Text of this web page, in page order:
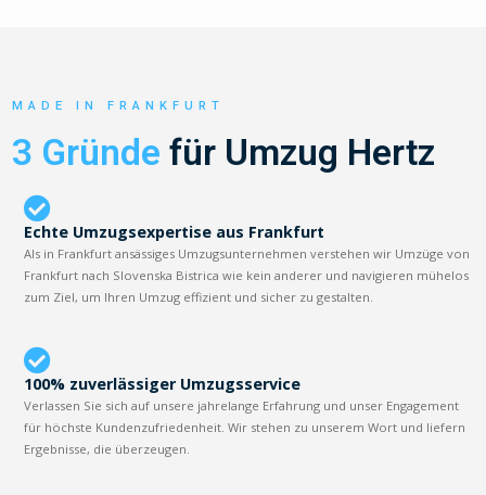
MADE IN FRANKFURT
3 Gründe für Umzug Hertz
Echte Umzugsexpertise aus Frankfurt
Als in Frankfurt ansässiges Umzugsunternehmen verstehen wir Umzüge von
Frankfurt nach Slovenska Bistrica wie kein anderer und navigieren mühelos
zum Ziel, um Ihren Umzug effizient und sicher zu gestalten.
100% zuverlässiger Umzugsservice
Verlassen Sie sich auf unsere jahrelange Erfahrung und unser Engagement
für höchste Kundenzufriedenheit. Wir stehen zu unserem Wort und liefern
Ergebnisse, die überzeugen.